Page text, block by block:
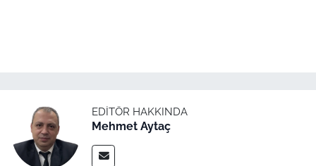
EDITÖR HAKKINDA
Mehmet Aytaç